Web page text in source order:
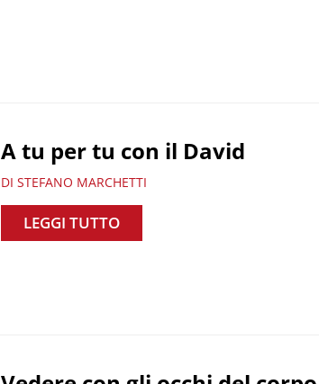
A tu per tu con il David
DI STEFANO MARCHETTI
LEGGI TUTTO